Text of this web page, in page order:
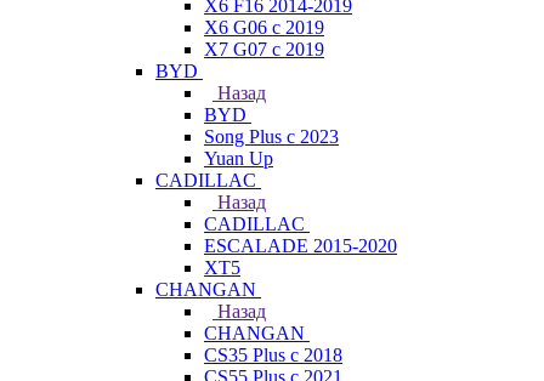
X6 F16 2014-2019
X6 G06 с 2019
X7 G07 с 2019
BYD
Назад
BYD
Song Plus с 2023
Yuan Up
CADILLAC
Назад
CADILLAC
ESСALADE 2015-2020
XT5
CHANGAN
Назад
CHANGAN
CS35 Plus с 2018
CS55 Plus с 2021